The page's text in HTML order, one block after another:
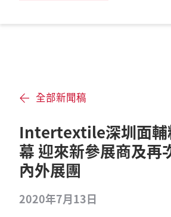
全部新聞稿
Intertextile深圳面輔
幕 迎來新參展商及再
內外展團
2020年7月13日